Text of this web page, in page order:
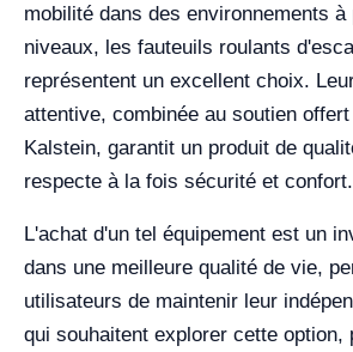
mobilité dans des environnements à
niveaux, les fauteuils roulants
représentent un excellent choix.
attentive, combinée au soutien
Kalstein, garantit un produit de
respecte à la fois sécurité et confort.
L'achat d'un tel équipement est un
dans une meilleure qualité de vie,
utilisateurs de maintenir leur
qui souhaitent explorer cette option,